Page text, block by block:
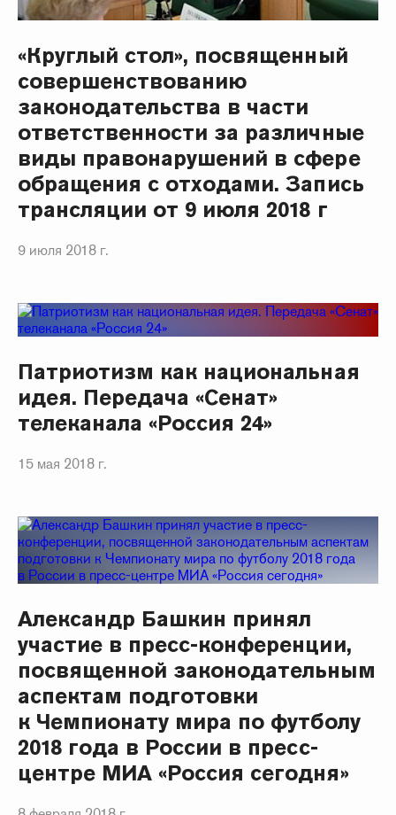
«Круглый стол», посвященный
совершенствованию
законодательства в части
ответственности за различные
виды правонарушений в сфере
обращения с отходами. Запись
трансляции от 9 июля 2018 г
9 июля 2018 г.
Патриотизм как национальная
идея. Передача «Сенат»
телеканала «Россия 24»
15 мая 2018 г.
Александр Башкин принял
участие в пресс-конференции,
посвященной законодательным
аспектам подготовки
к Чемпионату мира по футболу
2018 года в России в пресс-
центре МИА «Россия сегодня»